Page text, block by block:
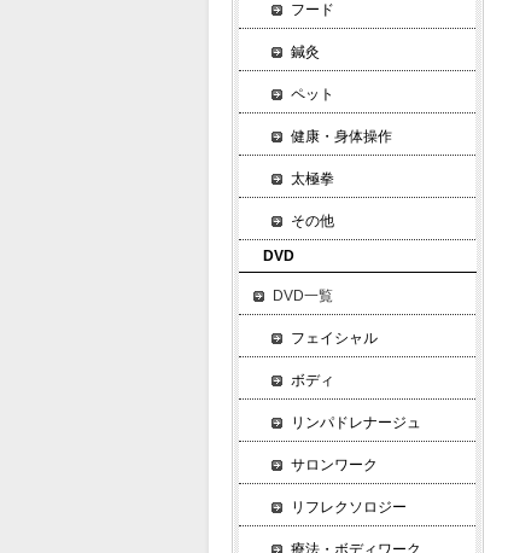
フード
鍼灸
ペット
健康・身体操作
太極拳
その他
DVD
DVD一覧
フェイシャル
ボディ
リンパドレナージュ
サロンワーク
リフレクソロジー
療法・ボディワーク